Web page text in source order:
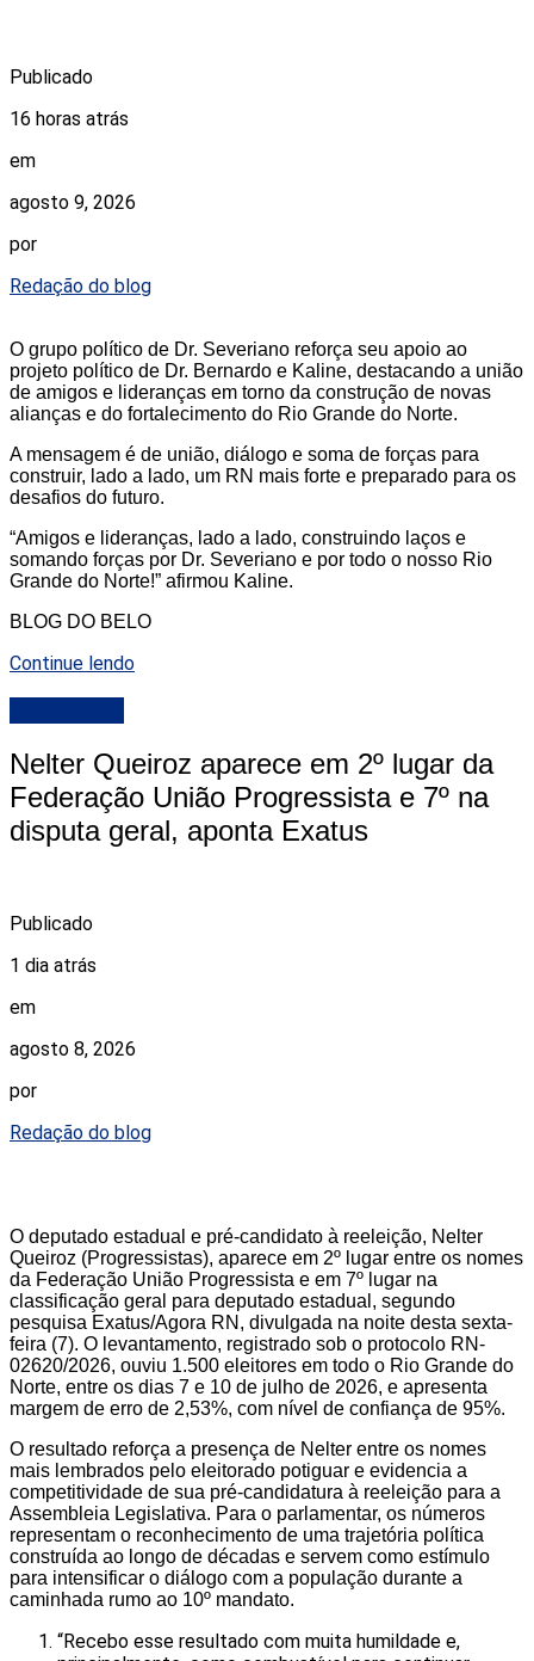
Publicado
16 horas atrás
em
agosto 9, 2026
por
Redação do blog
O grupo político de Dr. Severiano reforça seu apoio ao
projeto político de Dr. Bernardo e Kaline, destacando a união
de amigos e lideranças em torno da construção de novas
alianças e do fortalecimento do Rio Grande do Norte.
A mensagem é de união, diálogo e soma de forças para
construir, lado a lado, um RN mais forte e preparado para os
desafios do futuro.
“Amigos e lideranças, lado a lado, construindo laços e
somando forças por Dr. Severiano e por todo o nosso Rio
Grande do Norte!” afirmou Kaline.
BLOG DO BELO
Continue lendo
Nelter Queiroz aparece em 2º lugar da
Federação União Progressista e 7º na
disputa geral, aponta Exatus
Publicado
1 dia atrás
em
agosto 8, 2026
por
Redação do blog
O deputado estadual e pré-candidato à reeleição, Nelter
Queiroz (Progressistas), aparece em 2º lugar entre os nomes
da Federação União Progressista e em 7º lugar na
classificação geral para deputado estadual, segundo
pesquisa Exatus/Agora RN, divulgada na noite desta sexta-
feira (7). O levantamento, registrado sob o protocolo RN-
02620/2026, ouviu 1.500 eleitores em todo o Rio Grande do
Norte, entre os dias 7 e 10 de julho de 2026, e apresenta
margem de erro de 2,53%, com nível de confiança de 95%.
O resultado reforça a presença de Nelter entre os nomes
mais lembrados pelo eleitorado potiguar e evidencia a
competitividade de sua pré-candidatura à reeleição para a
Assembleia Legislativa. Para o parlamentar, os números
representam o reconhecimento de uma trajetória política
construída ao longo de décadas e servem como estímulo
para intensificar o diálogo com a população durante a
caminhada rumo ao 10º mandato.
“Recebo esse resultado com muita humildade e,